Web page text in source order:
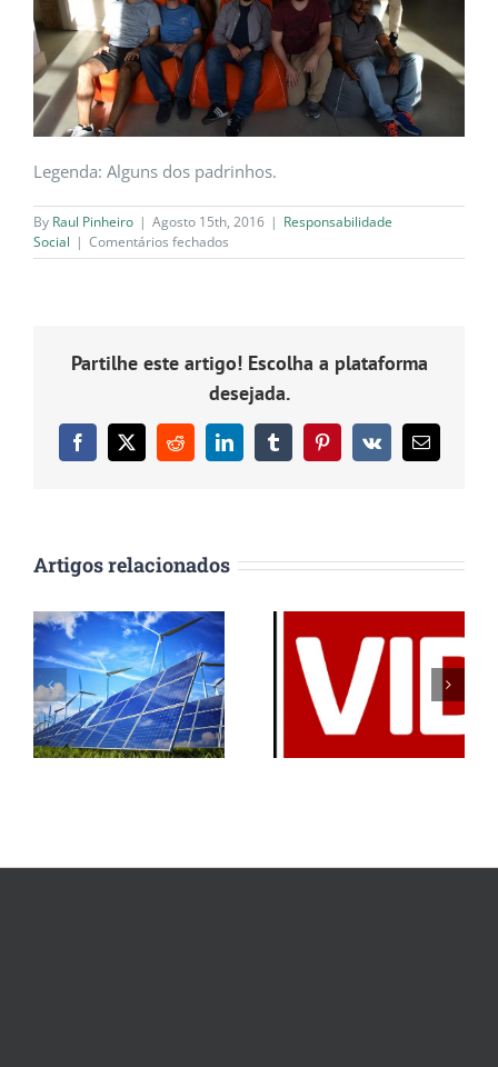
Legenda: Alguns dos padrinhos.
By Raul Pinheiro | Agosto 15th, 2016 | Responsabilidade
Social | Comentários fechados
Phosphorland
Hodi
Partilhe este artigo! Escolha a plataforma
desejada.
Facebook
X RedditLinkedInTumblrPinterest
Vk
Email
(necessário
Artigos relacionados
Phosphorland
oferece licença
Phorland à ONG
VIDA
Mais 1500
árvores
plantadas na
iniciativa